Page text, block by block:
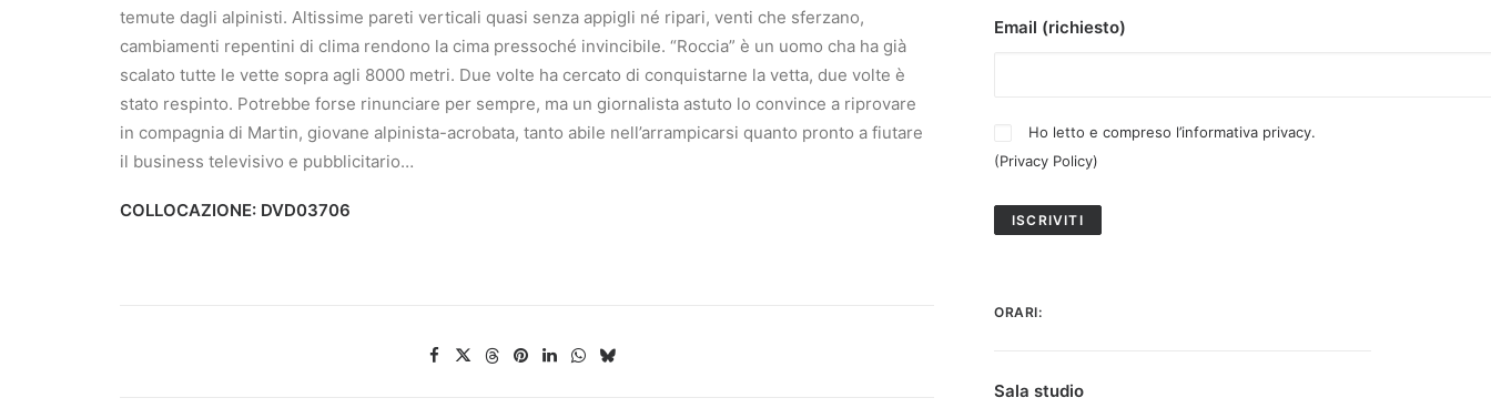
temute dagli alpinisti. Altissime pareti verticali quasi senza appigli né ripari, venti che sferzano,
cambiamenti repentini di clima rendono la cima pressoché invincibile. “Roccia” è un uomo cha ha già
scalato tutte le vette sopra agli 8000 metri. Due volte ha cercato di conquistarne la vetta, due volte è
stato respinto. Potrebbe forse rinunciare per sempre, ma un giornalista astuto lo convince a riprovare
in compagnia di Martin, giovane alpinista-acrobata, tanto abile nell’arrampicarsi quanto pronto a fiutare
il business televisivo e pubblicitario…
COLLOCAZIONE: DVD03706
Email (richiesto)
Ho letto e compreso l’informativa privacy.
(Privacy Policy)
ORARI:
Sala studio